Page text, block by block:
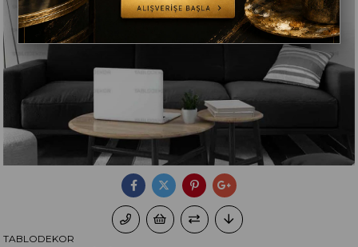
TABLODEKOR